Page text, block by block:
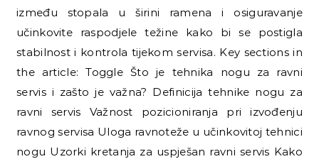
između stopala u širini ramena i osiguravanje
učinkovite raspodjele težine kako bi se postigla
stabilnost i kontrola tijekom servisa. Key sections in
the article: Toggle Što je tehnika nogu za ravni
servis i zašto je važna? Definicija tehnike nogu za
ravni servis Važnost pozicioniranja pri izvođenju
ravnog servisa Uloga ravnoteže u učinkovitoj tehnici
nogu Uzorki kretanja za uspješan ravni servis Kako